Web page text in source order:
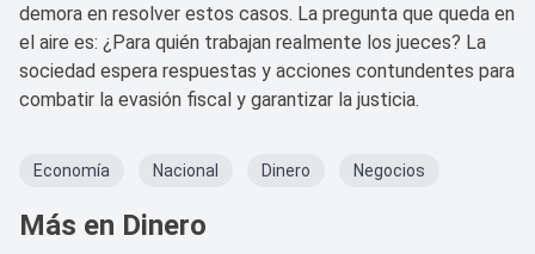
demora en resolver estos casos. La pregunta que queda en
el aire es: ¿Para quién trabajan realmente los jueces? La
sociedad espera respuestas y acciones contundentes para
combatir la evasión fiscal y garantizar la justicia.
Economía Nacional Dinero Negocios
Más en Dinero